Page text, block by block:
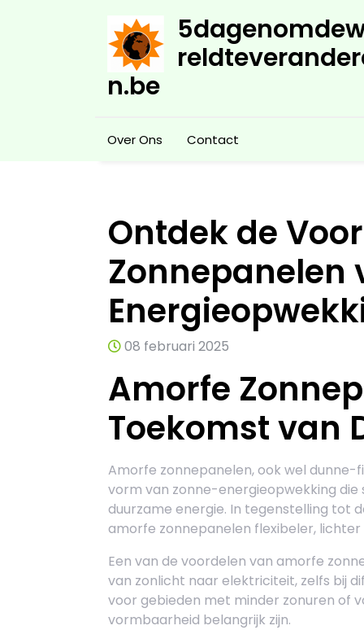
n.be
Over Ons Contact
Ontdek de
Zonnepanelen
08 februari 2025
Amorfe
Toekomst van
Amorfe zonnepanelen, ook wel dunne-
vorm van zonne-energieopwekking
duurzame energie. In tegenstelling tot
amorfe zonnepanelen flexibeler,
Een van de voordelen van amorfe
van zonlicht naar elektriciteit, zelfs bij
voor gebieden met minder zonuren of
vormbaarheid belangrijk zijn.